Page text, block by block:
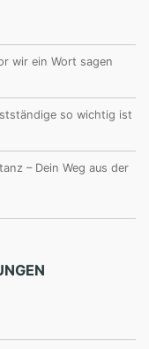
wir ein Wort sagen
so wichtig ist
– Dein Weg aus der